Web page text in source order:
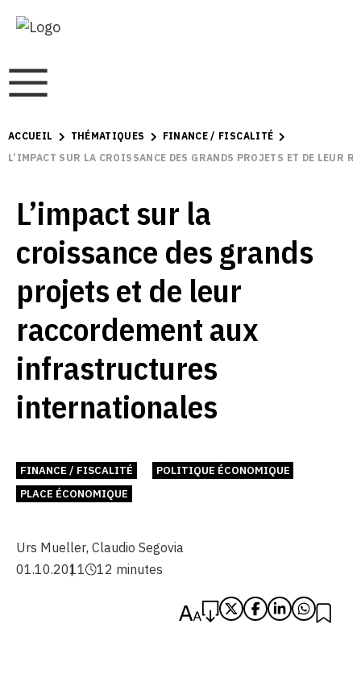
ACCUEIL THÉMATIQUES
FINANCE / FISCALITÉ
L’IMPACT SUR LA CROISSANCE DES GRANDS PROJETS ET DE LEUR
L’impact sur la
croissance des grands
projets et de leur
raccordement aux
infrastructures
internationales
FINANCE / FISCALITÉ
POLITIQUE ÉCONOMIQUE
PLACE ÉCONOMIQUE
Urs Mueller, Claudio Segovia
01.10.2011
12 minutes